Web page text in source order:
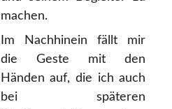
machen.
Im Nachhinein fällt mir
die Geste mit den
Händen auf, die ich auch
bei späteren